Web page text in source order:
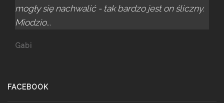
mogły się nachwalić - tak bardzo jest on śliczny.
Miodzio...
Gabi
FACEBOOK